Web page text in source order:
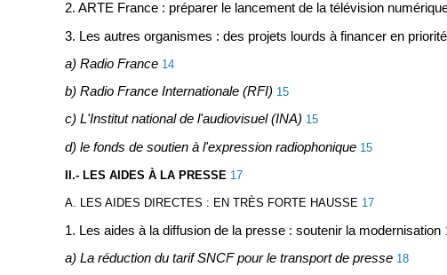
2. ARTE France : préparer le lancement de la télévision
3. Les autres organismes : des projets lourds à financer en priorité
a) Radio France 14
b) Radio France Internationale (RFI) 15
c) L'Institut national de l'audiovisuel (INA) 15
d) le fonds de soutien à l'expression radiophonique 15
II.- LES AIDES À LA PRESSE 17
A. LES AIDES DIRECTES : EN TRÈS FORTE HAUSSE 17
1. Les aides à la diffusion de la presse : soutenir la modernisation
a) La réduction du tarif SNCF pour le transport de presse 18